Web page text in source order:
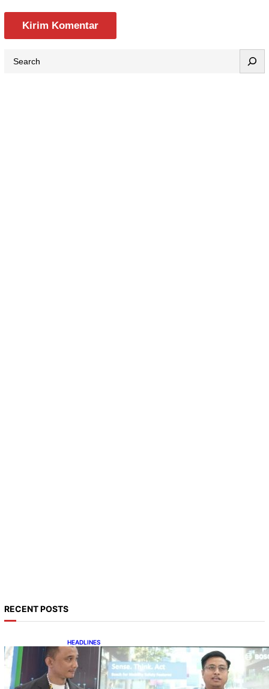
RECENT POSTS
HEADLINES
Teknologi Keselamatan, Penentu Baru
Persaingan Industri Otomotif